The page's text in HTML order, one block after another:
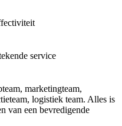
service
marketingteam,
logistiek team. Alles is
van een bevredigende